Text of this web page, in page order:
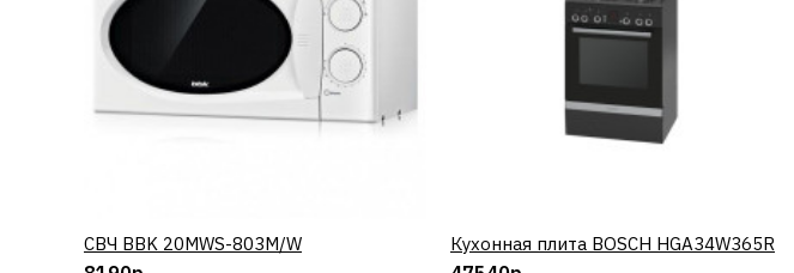
КУПИТЬ
СВЧ BBK 20MWS-803M/W КУПИТЬ
Кухонная плита BOSCH HGA34W365R